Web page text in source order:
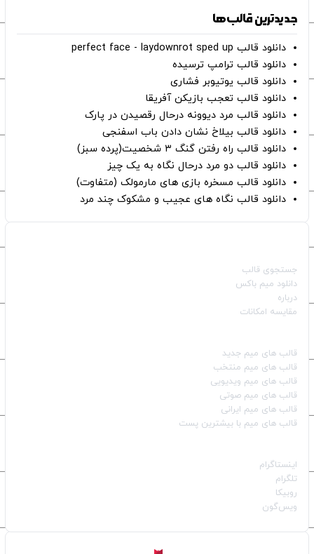
جدیدترین قالب‌ها
دانلود قالب perfect face - laydownrot sped up
دانلود قالب ترامپ ترسیده
دانلود قالب یوتیوبر فشاری
دانلود قالب تعجب بازیکن آفریقا
دانلود قالب مرد دیوونه درحال رقصیدن در پارک
دانلود قالب بیلاخ نشان دادن باب اسفنجی
دانلود قالب راه رفتن گنگ ۳ شخصیت(پرده سبز)
دانلود قالب دو مرد درحال نگاه به یک چیز
دانلود قالب مسخره بازی های مارمولک (متفاوت)
دانلود قالب نگاه های عجیب و مشکوک چند مرد
جستجوی قالب
دانلود میم باکس
درباره
مقایسه امکانات
قالب‌ های میم جدید
قالب‌ های میم منتخب
قالب‌ های میم ویدیویی
قالب‌ های میم صوتی
قالب‌ های میم ایرانی
قالب‌ های میم با بیشترین پست
اینستاگرام
تلگرام
روبیکا
ویس‌گون